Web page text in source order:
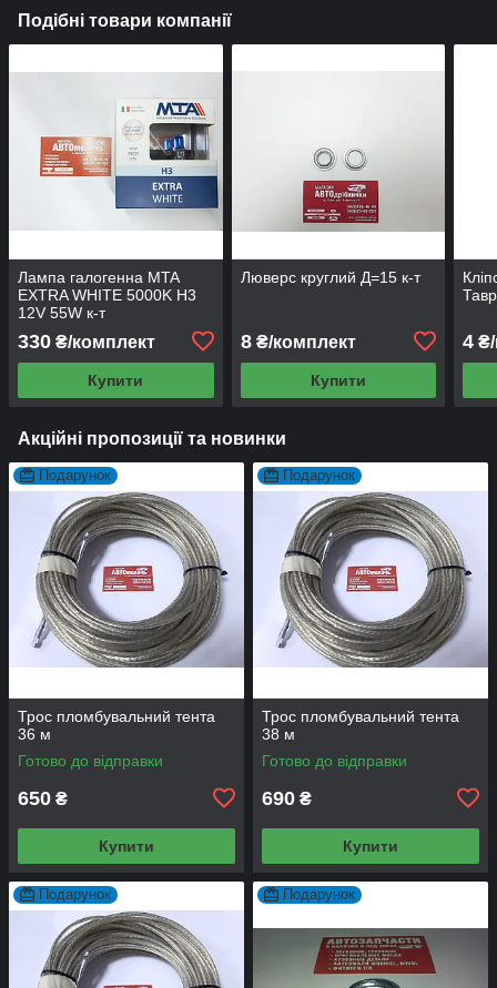
Подібні товари компанії
Лампа галогенна MTA
EXTRA WHITE 5000K H3
12V 55W к-т
330 ₴/комплект
Купити
Люверс круглий Д=15 к-т
8₴/комплект
Купити
4
Акційні пропозиції та новинки
Подарунок
Трос пломбувальний тента
36 м
Готово до відправки
650 ₴
Купити
Подарунок
Трос пломбувальний тента
38 м
Готово до відправки
690 ₴
Купити
Подарунок Подарунок